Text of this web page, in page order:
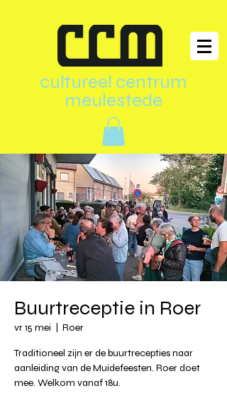
cultureel centrum
meulestede
Buurtreceptie in Roer
vr 15 mei Roer
Traditioneel zijn er de buurtrecepties naar
aanleiding van de Muidefeesten. Roer doet
mee. Welkom vanaf 18u.